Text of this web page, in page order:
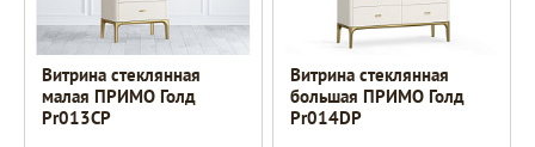
Витрина стеклянная
малая ПРИМО Голд
Pr013CP
Витрина стеклянная
большая ПРИМО Голд
Pr014DP